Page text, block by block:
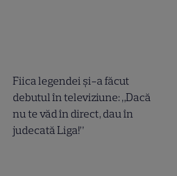
Fiica legendei și-a făcut
debutul în televiziune: „Dacă
nu te văd în direct, dau în
judecată Liga!”